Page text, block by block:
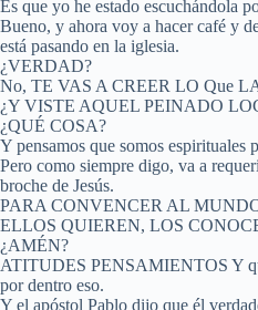
Es que yo he estado escuchándola
Bueno, y ahora voy a hacer café y
está pasando en la iglesia.
¿VERDAD?
No, TE VAS A CREER LO Que
¿Y VISTE AQUEL PEINADO
¿QUÉ COSA?
Y pensamos que somos espirituales
Pero como siempre digo, va a
broche de Jesús.
PARA CONVENCER AL
ELLOS QUIEREN, LOS
¿AMÉN?
ATITUDES PENSAMIENTOS Y
por dentro eso.
Y el apóstol Pablo dijo que él